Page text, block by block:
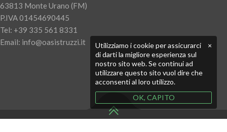
63813 Monte Urano (FM)
P.IVA 01454690445
Tel: +39 335 561 8331
Email: info@oasistruzzi.it
×
Utilizziamo i cookie per assicurarci
di darti la migliore esperienza sul
nostro sito web. Se continui ad
utilizzare questo sito vuol dire che
acconsenti al loro utilizzo.
OK, CAPITO